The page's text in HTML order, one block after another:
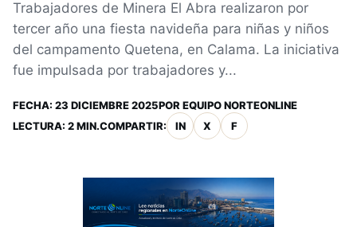
Trabajadores de Minera El Abra realizaron por
tercer año una fiesta navideña para niñas y niños
del campamento Quetena, en Calama. La iniciativa
fue impulsada por trabajadores y...
FECHA: 23 DICIEMBRE 2025POR EQUIPO NORTEONLINE
LECTURA: 2 MIN.COMPARTIR: IN X F